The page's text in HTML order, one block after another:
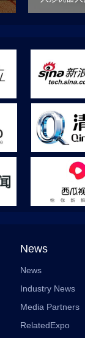
News
News
Industry News
Media Partners
RelatedExpo